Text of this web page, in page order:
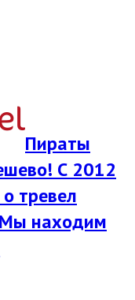
Пираты
С 2012
тревел
Мы находим